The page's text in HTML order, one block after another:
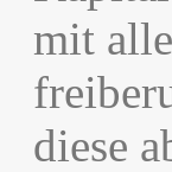
mit
diese